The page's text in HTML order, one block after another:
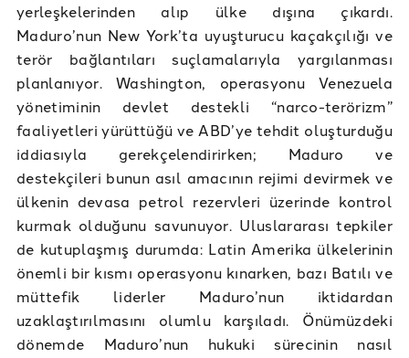
yerleşkelerinden alıp ülke dışına çıkardı.
Maduro’nun New York’ta uyuşturucu kaçakçılığı ve
terör bağlantıları suçlamalarıyla yargılanması
planlanıyor. Washington, operasyonu Venezuela
yönetiminin devlet destekli “narco-terörizm”
faaliyetleri yürüttüğü ve ABD’ye tehdit oluşturduğu
iddiasıyla gerekçelendirirken; Maduro ve
destekçileri bunun asıl amacının rejimi devirmek ve
ülkenin devasa petrol rezervleri üzerinde kontrol
kurmak olduğunu savunuyor. Uluslararası tepkiler
de kutuplaşmış durumda: Latin Amerika ülkelerinin
önemli bir kısmı operasyonu kınarken, bazı Batılı ve
müttefik liderler Maduro’nun iktidardan
uzaklaştırılmasını olumlu karşıladı. Önümüzdeki
dönemde Maduro’nun hukuki sürecinin nasıl